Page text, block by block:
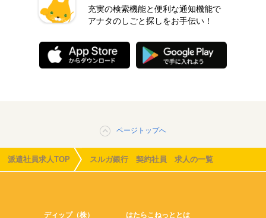
充実の検索機能と便利な通知機能で
アナタのしごと探しをお手伝い！
ページトップへ
派遣社員求人TOP スルガ銀行 契約社員 求人の一覧
ディップ（株） はたらこねっととは